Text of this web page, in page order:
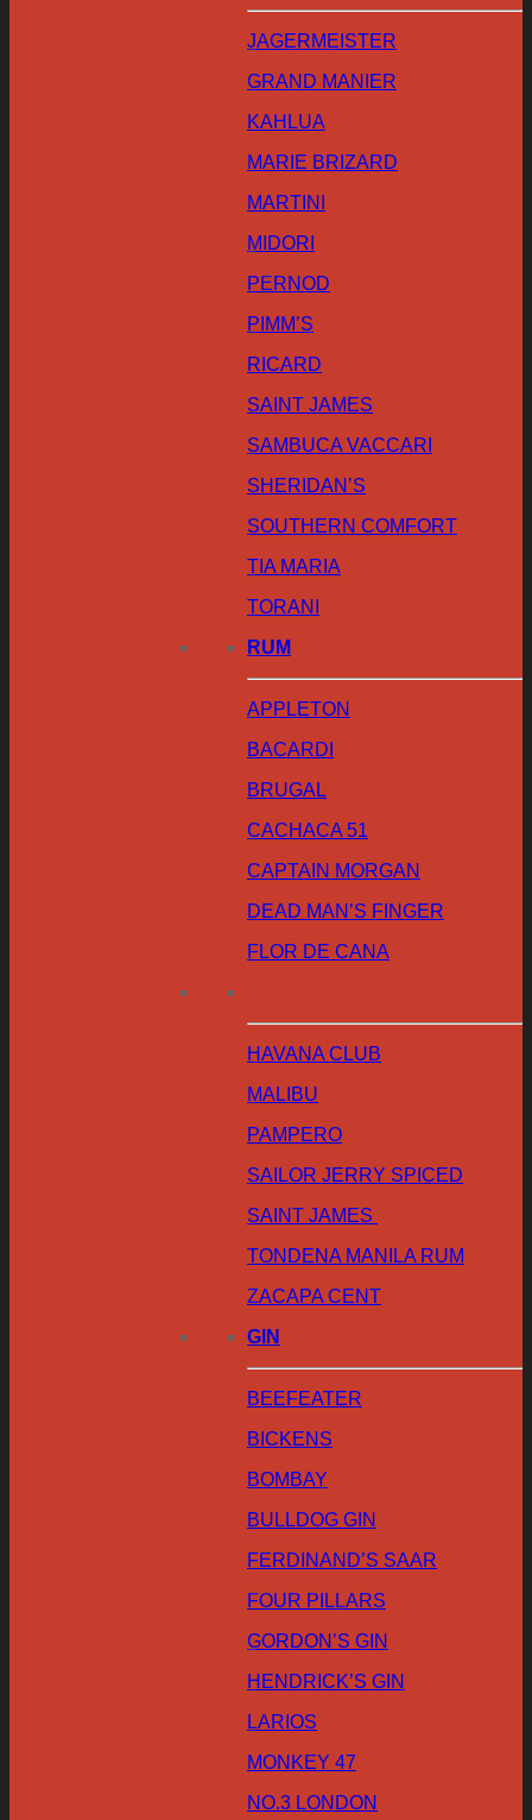
JAGERMEISTER
GRAND MANIER
KAHLUA
MARIE BRIZARD
MARTINI
MIDORI
PERNOD
PIMM’S
RICARD
SAINT JAMES
SAMBUCA VACCARI
SHERIDAN’S
SOUTHERN COMFORT
TIA MARIA
TORANI
RUM
APPLETON
BACARDI
BRUGAL
CACHACA 51
CAPTAIN MORGAN
DEAD MAN’S FINGER
FLOR DE CANA
HAVANA CLUB
MALIBU
PAMPERO
SAILOR JERRY SPICED
SAINT JAMES
TONDENA MANILA RUM
ZACAPA CENT
GIN
BEEFEATER
BICKENS
BOMBAY
BULLDOG GIN
FERDINAND’S SAAR
FOUR PILLARS
GORDON’S GIN
HENDRICK’S GIN
LARIOS
MONKEY 47
NO.3 LONDON